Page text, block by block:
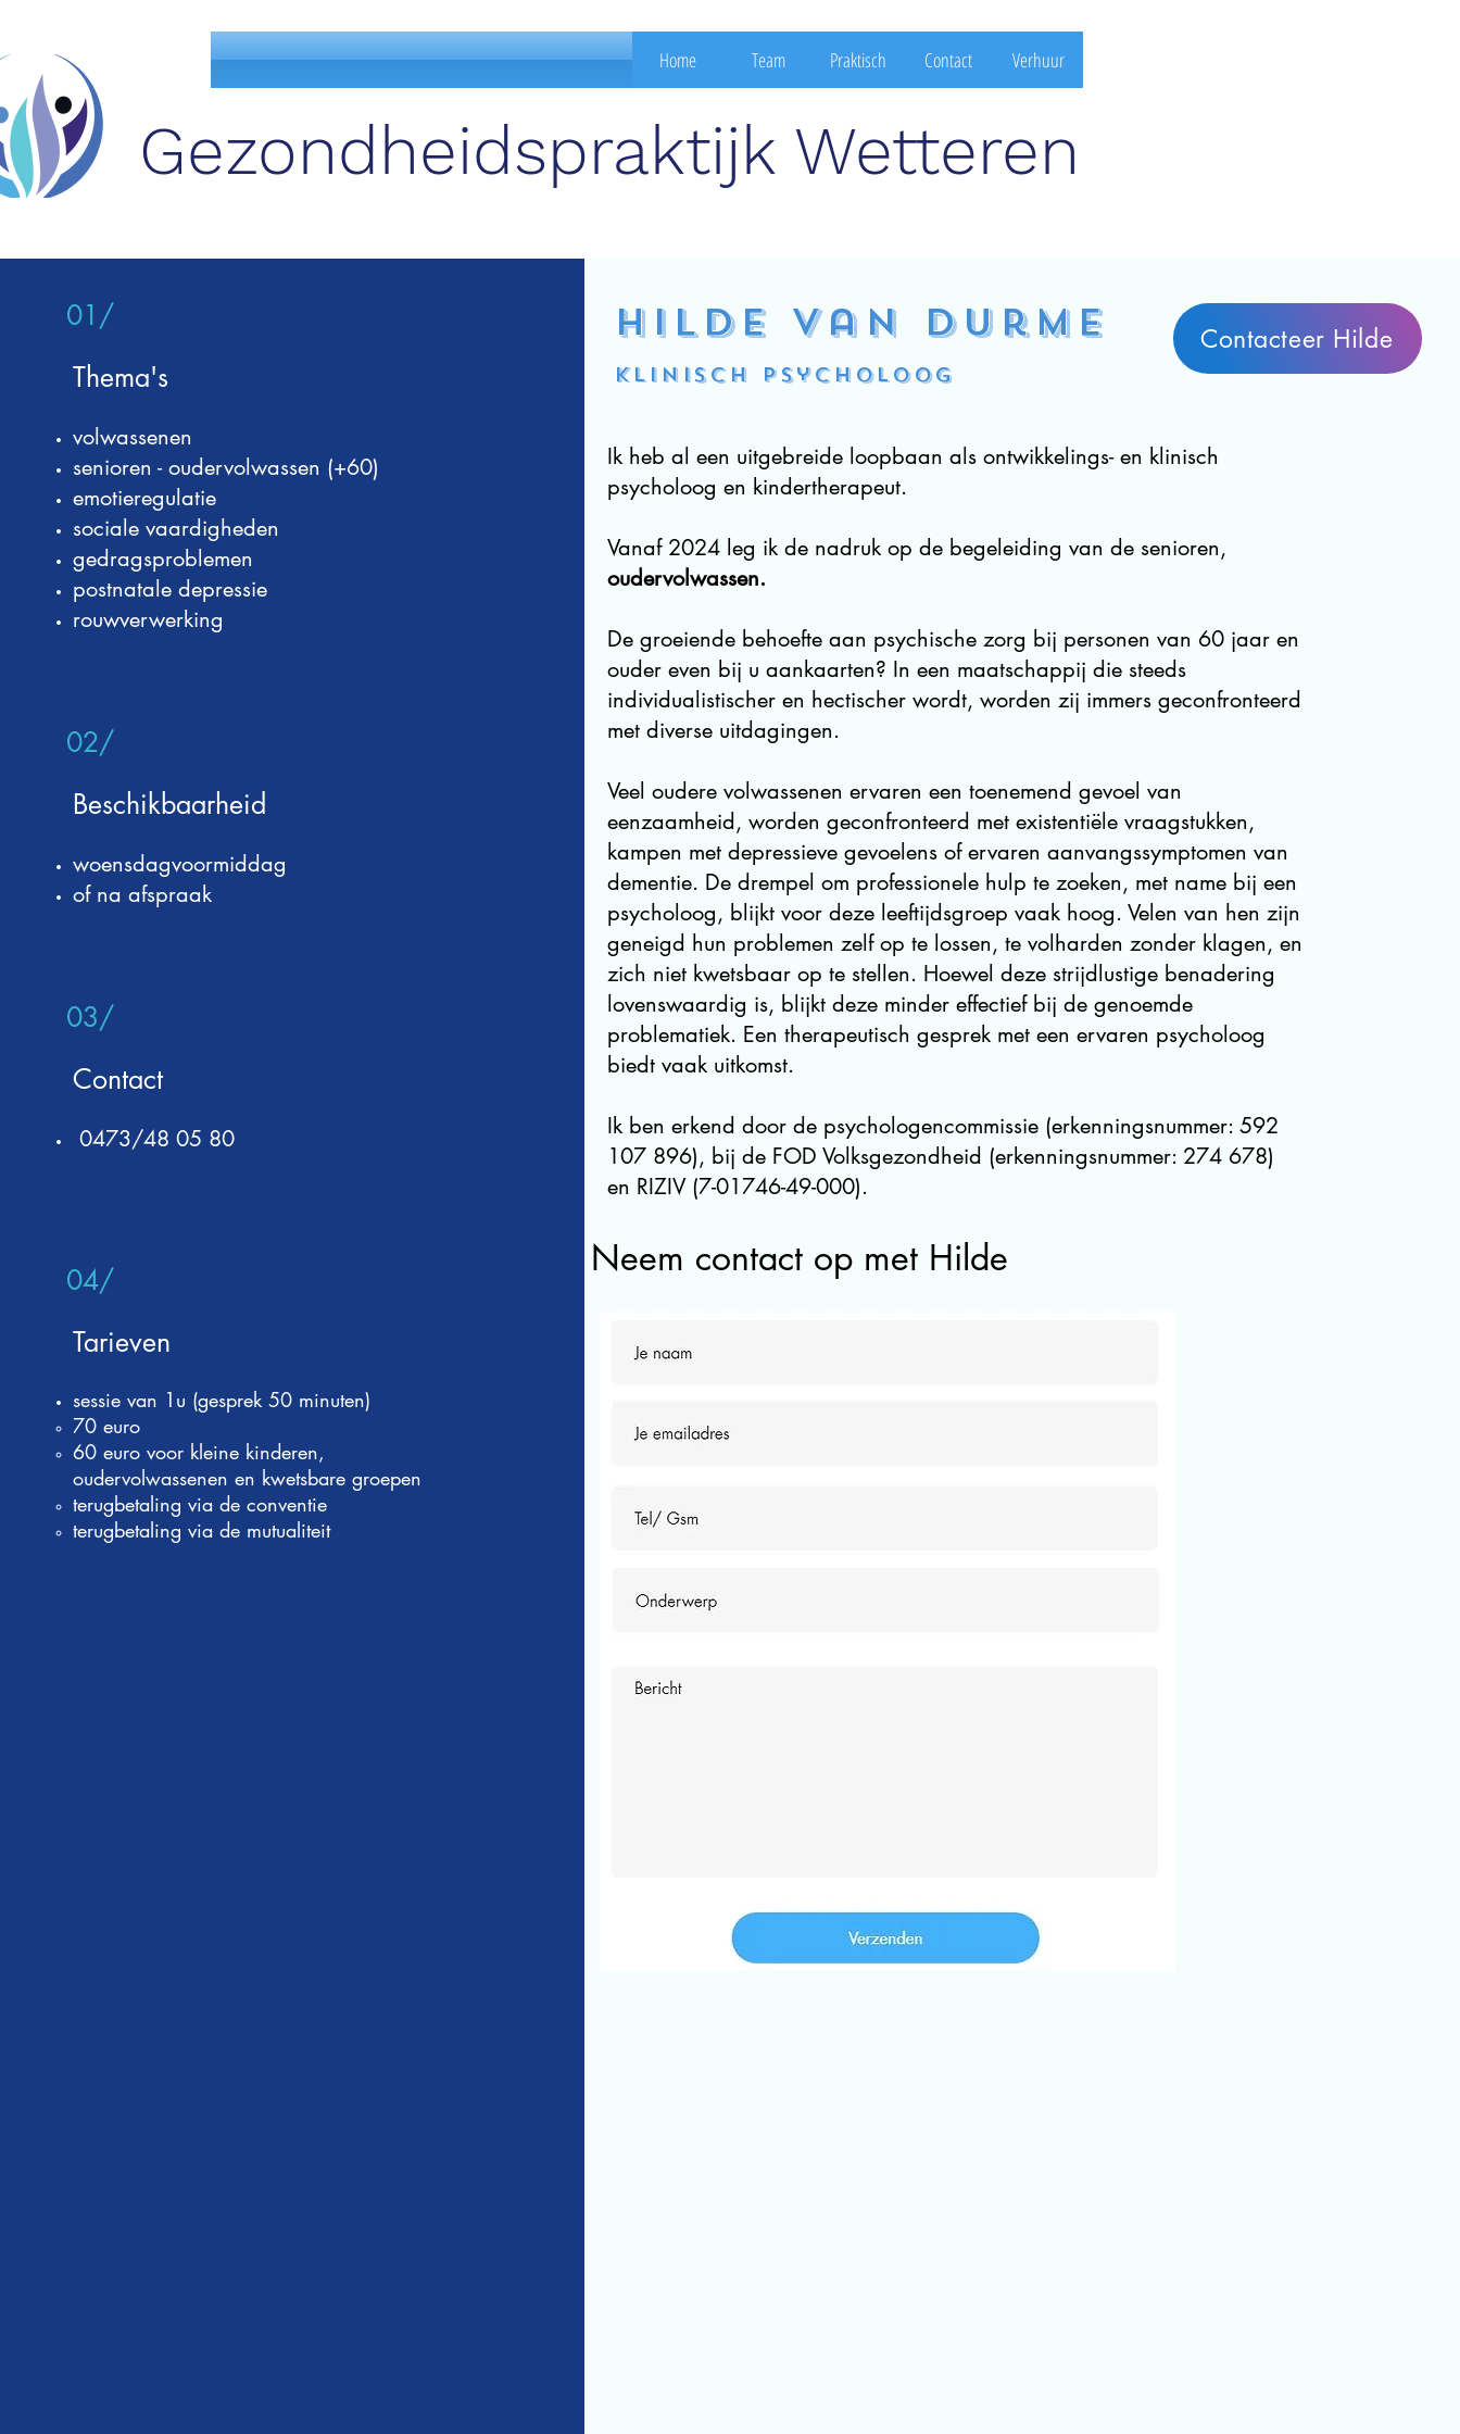
Home Team Praktisch Contact Verhuur
Gezondheidspraktijk Wetteren
01/
Thema's
volwassenen
senioren - oudervolwassen (+60)
emotieregulatie
sociale vaardigheden
gedragsproblemen
postnatale depressie
rouwverwerking
02/
Beschikbaarheid
woensdagvoormiddag
of na afspraak
03/
Contact
0473/48 05 80
04/
Tarieven
sessie van 1u (gesprek 50 minuten)
70 euro
60 euro voor kleine kinderen,
oudervolwassenen en kwetsbare groepen
terugbetaling via de conventie
terugbetaling via de mutualiteit
Hilde Van Durme
klinisch psycholoog
Contacteer Hilde
Ik heb al een uitgebreide loopbaan als ontwikkelings- en klinisch
psycholoog en kindertherapeut.
Vanaf 2024 leg ik de nadruk op de begeleiding van de senioren,
oudervolwassen.
De groeiende behoefte aan psychische zorg bij personen van 60 jaar en
ouder even bij u aankaarten? In een maatschappij die steeds
individualistischer en hectischer wordt, worden zij immers geconfronteerd
met diverse uitdagingen.
Veel oudere volwassenen ervaren een toenemend gevoel van
eenzaamheid, worden geconfronteerd met existentiële vraagstukken,
kampen met depressieve gevoelens of ervaren aanvangssymptomen van
dementie. De drempel om professionele hulp te zoeken, met name bij een
psycholoog, blijkt voor deze leeftijdsgroep vaak hoog. Velen van hen zijn
geneigd hun problemen zelf op te lossen, te volharden zonder klagen, en
zich niet kwetsbaar op te stellen. Hoewel deze strijdlustige benadering
lovenswaardig is, blijkt deze minder effectief bij de genoemde
problematiek. Een therapeutisch gesprek met een ervaren psycholoog
biedt vaak uitkomst.
Ik ben erkend door de psychologencommissie (erkenningsnummer: 592
107 896), bij de FOD Volksgezondheid (erkenningsnummer: 274 678)
en RIZIV (7-01746-49-000).
Neem contact op met Hilde